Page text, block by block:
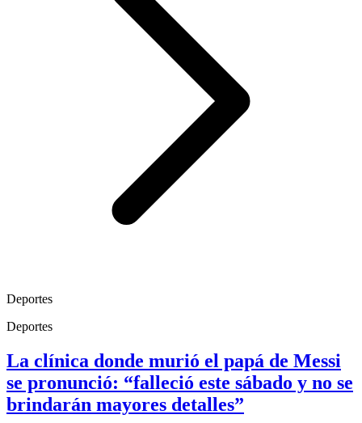
Deportes
Deportes
La clínica donde murió el papá de Messi
se pronunció: “falleció este sábado y no se
brindarán mayores detalles”